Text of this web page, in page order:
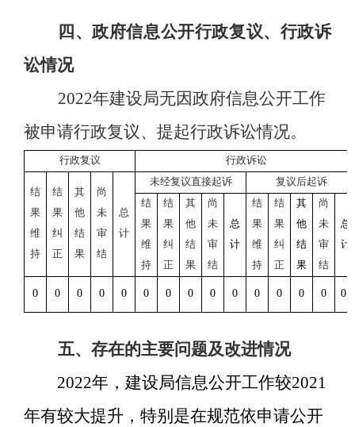
四、政府信息公开行政复议、行政诉
讼情况
2022年建设局无因政府信息公开工作
被申请行政复议、提起行政诉讼情况。
行政复议 行政诉讼
结
果
维
持
结
果
纠
正
其
他
结
果
尚
未
审
结
总
计
未经复议直接起诉
复议后起诉
结
果
维
持
结
果
纠
正
其
他
结
果
尚
未
审
结
总
计
结
果
维
持
结
果
纠
正
其
他
结
果
尚
未
审
结
总
计
0 0 0 0 0 0 0 0 0 0 0 0 0 0 0
五、存在的主要问题及改进情况
2022年，建设局信息公开工作较2021
年有较大提升，特别是在规范依申请公开